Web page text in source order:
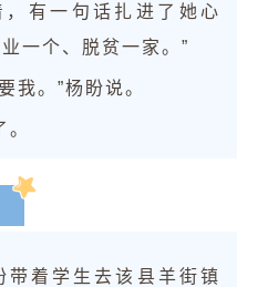
有一句话扎进了她心
一个、脱贫一家。”
我。”杨盼说。
带着学生去该县羊街镇